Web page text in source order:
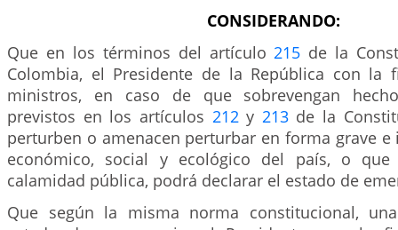
CONSIDERANDO:
Que en los términos del artículo215 de la
Colombia, el Presidente de la República con la
ministros, en caso de que sobrevengan
previstos en los artículos 212y 213de la
perturben o amenacen perturbar en forma grave
económico, social y ecológico del país, o que
calamidad pública, podrá declarar el estado de
Que según la misma norma constitucional,